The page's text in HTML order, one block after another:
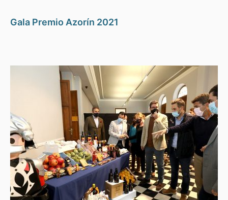
Gala Premio Azorín 2021